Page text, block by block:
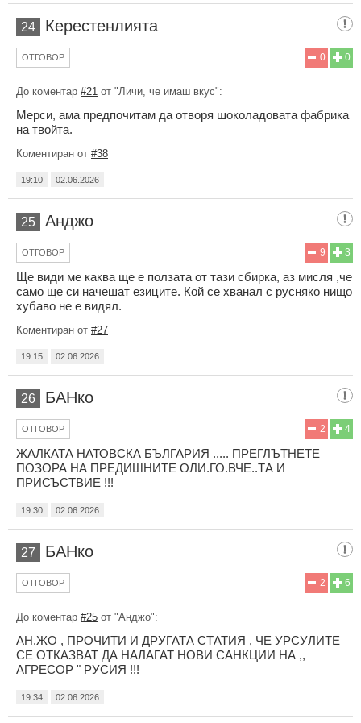
24 Керестенлията
0
0
ОТГОВОР
До коментар #21 от "Личи, че имаш вкус":
Мерси, ама предпочитам да отворя шоколадовата фабрика
на твойта.
Коментиран от #38
19:10 02.06.2026
25 Анджо
3
9
ОТГОВОР
Ще види ме каква ще е ползата от тази сбирка, аз мисля ,че
само ще си начешат езиците. Кой се хванал с русняко нищо
хубаво не е видял.
Коментиран от #27
19:15 02.06.2026
26 БАНко
4
2
ОТГОВОР
ЖАЛКАТА НАТОВСКА БЪЛГАРИЯ ..... ПРЕГЛЪТНЕТЕ
ПОЗОРА НА ПРЕДИШНИТЕ ОЛИ.ГО.ВЧЕ..ТА И
ПРИСЪСТВИЕ !!!
19:30 02.06.2026
27 БАНко
6
2
ОТГОВОР
До коментар #25 от "Анджо":
АН.ЖО , ПРОЧИТИ И ДРУГАТА СТАТИЯ , ЧЕ УРСУЛИТЕ
СЕ ОТКАЗВАТ ДА НАЛАГАТ НОВИ САНКЦИИ НА ,,
АГРЕСОР " РУСИЯ !!!
19:34 02.06.2026